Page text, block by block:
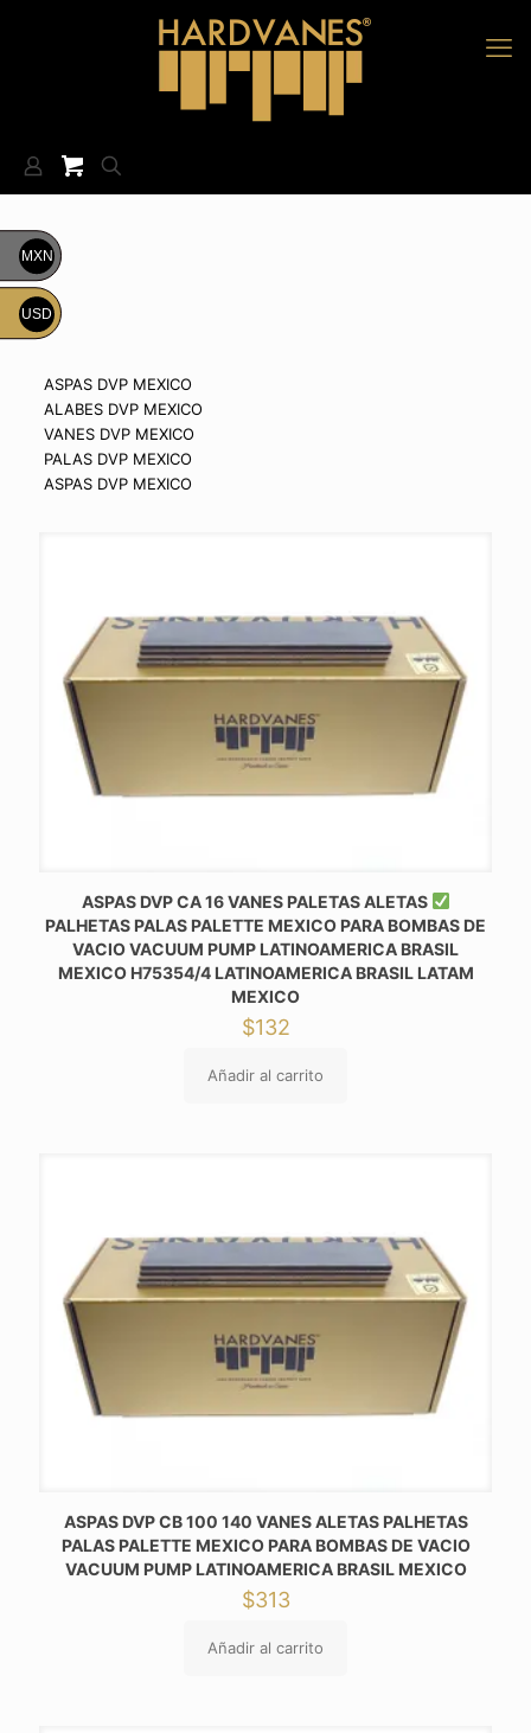
ASPAS DVP MEXICO
ALABES DVP MEXICO
VANES DVP MEXICO
PALAS DVP MEXICO
ASPAS DVP MEXICO
ASPAS DVP CA 16 VANES PALETAS ALETAS
PALHETAS PALAS PALETTE MEXICO PARA BOMBAS DE
VACIO VACUUM PUMP LATINOAMERICA BRASIL
MEXICO H75354/4 LATINOAMERICA BRASIL LATAM
MEXICO
$132
Añadir al carrito
ASPAS DVP CB 100 140 VANES ALETAS PALHETAS
PALAS PALETTE MEXICO PARA BOMBAS DE VACIO
VACUUM PUMP LATINOAMERICA BRASIL MEXICO
$313
Añadir al carrito
MXN
USD